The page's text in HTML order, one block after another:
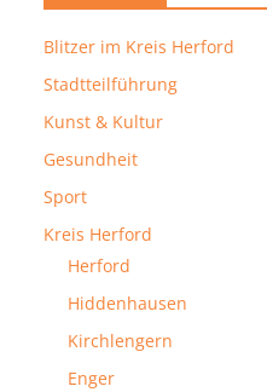
Blitzer im Kreis Herford
Stadtteilführung
Kunst & Kultur
Gesundheit
Sport
Kreis Herford
Herford
Hiddenhausen
Kirchlengern
Enger